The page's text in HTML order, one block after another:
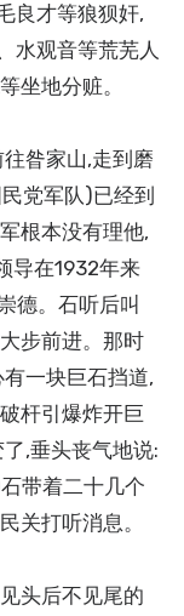
良才等狼狈奸,
水观音等荒芜人
坐地分赃。
昝家山,走到磨
党军队)已经到
根本没有理他,
导在1932年来
德。石听后叫
步前进。那时
一块巨石挡道,
杆引爆炸开巨
,垂头丧气地说:
带着二十几个
关打听消息。
头后不见尾的